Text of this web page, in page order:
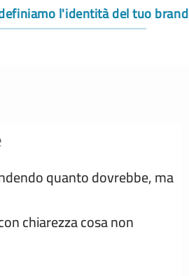
l'identità del tuo brand
quanto dovrebbe, ma
chiarezza cosa non